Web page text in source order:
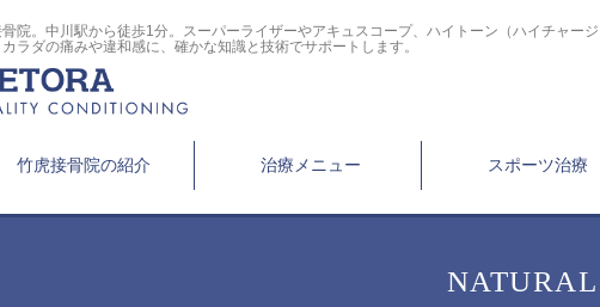
院。中川駅から徒歩1分。スーパーライザーやアキュスコープ、ハイトーン（ハイチャー
ラダの痛みや違和感に、確かな知識と技術でサポートします。
竹虎接骨院の紹介 治療メニュー スポーツ治療
NATURAL